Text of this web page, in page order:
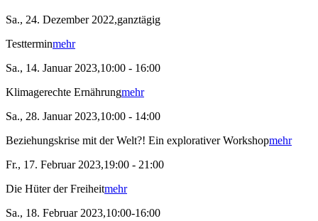
Sa., 24. Dezember 2022,ganztägig
Testterminmehr
Sa., 14. Januar 2023,10:00 - 16:00
Klimagerechte Ernährungmehr
Sa., 28. Januar 2023,10:00 - 14:00
Beziehungskrise mit der Welt?! Ein explorativer Workshopmehr
Fr., 17. Februar 2023,19:00 - 21:00
Die Hüter der Freiheitmehr
Sa., 18. Februar 2023,10:00-16:00